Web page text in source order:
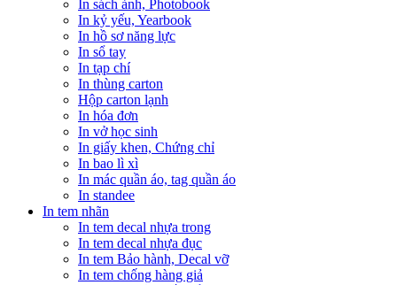
In sách ảnh, Photobook
In kỷ yếu, Yearbook
In hồ sơ năng lực
In sổ tay
In tạp chí
In thùng carton
Hộp carton lạnh
In hóa đơn
In vở học sinh
In giấy khen, Chứng chỉ
In bao lì xì
In mác quần áo, tag quần áo
In standee
In tem nhãn
In tem decal nhựa trong
In tem decal nhựa đục
In tem Bảo hành, Decal vỡ
In tem chống hàng giả